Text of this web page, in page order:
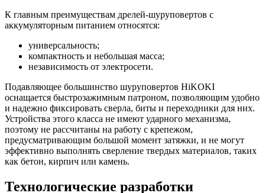
К главным преимуществам дрелей-шуруповертов с
аккумуляторным питанием относятся:
универсальность;
компактность и небольшая масса;
независимость от электросети.
Подавляющее большинство шуруповертов HiKOKI
оснащается быстрозажимным патроном, позволяющим удобно
и надежно фиксировать сверла, биты и переходники для них.
Устройства этого класса не имеют ударного механизма,
поэтому не рассчитаны на работу с крепежом,
предусматривающим большой момент затяжки, и не могут
эффективно выполнять сверление твердых материалов, таких
как бетон, кирпич или камень.
Технологические разработки